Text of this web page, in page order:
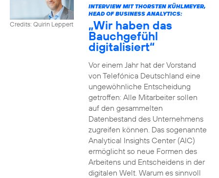
Credits: Quirin Leppert
INTERVIEW MIT THORSTEN KÜHLMEYER,
HEAD OF BUSINESS ANALYTICS:
„Wir haben das
Bauchgefühl
digitalisiert“
Vor einem Jahr hat der Vorstand
von Telefónica Deutschland eine
ungewöhnliche Entscheidung
getroffen: Alle Mitarbeiter sollen
auf den gesammelten
Datenbestand des Unternehmens
zugreifen können. Das sogenannte
Analytical Insights Center (AIC)
ermöglicht so neue Formen des
Arbeitens und Entscheidens in der
digitalen Welt. Warum es sinnvoll